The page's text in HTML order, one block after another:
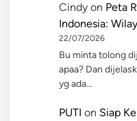
Cindy on Peta
Indonesia:
22/07/2026
Bu minta tolong
apaa? Dan
yg ada…
PUTI on Siap